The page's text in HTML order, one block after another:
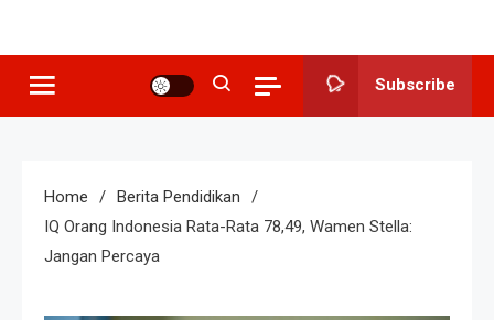
SMP N 3
Grogol
Subscribe
Home
Berita Pendidikan
IQ Orang Indonesia Rata-Rata 78,49, Wamen Stella:
Jangan Percaya